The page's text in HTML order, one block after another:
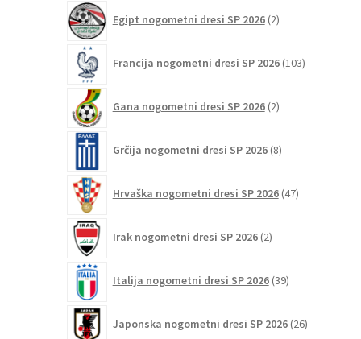
Egipt nogometni dresi SP 2026 2izdelka
Francija nogometni dresi SP 2026 103izdelki
Gana nogometni dresi SP 2026 2izdelka
Grčija nogometni dresi SP 2026 8izdelkov
Hrvaška nogometni dresi SP 2026 47izdelkov
Irak nogometni dresi SP 2026 2izdelka
Italija nogometni dresi SP 2026 39izdelkov
Japonska nogometni dresi SP 2026 26izdelkov